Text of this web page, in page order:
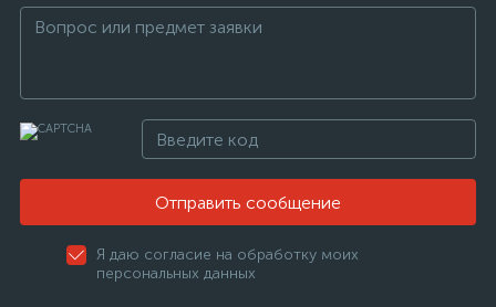
Отправить сообщение
Я даю согласие на обработку моих
персональных данных